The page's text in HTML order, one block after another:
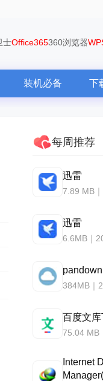
士Office365360浏览器
装机必备 下
每周推荐
迅雷
7.89 MB
迅雷
6.6MB｜
384MB｜
百度文
75.04 MB
Internet